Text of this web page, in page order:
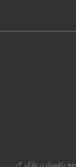
سعادت‌آباد، بالاتر از میدان کاج، بلوار بهزاد، نبش کوچه باغستان، پلاک ۲،